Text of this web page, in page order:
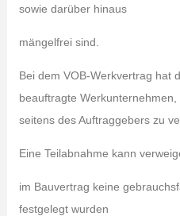
sowie darüber hinaus
mängelfrei sind.
Bei dem VOB-Werkvertrag hat
beauftragte
seitens des Auftraggebers zu
Eine Teilabnahme kann
im Bauvertrag keine
festgelegt wurden